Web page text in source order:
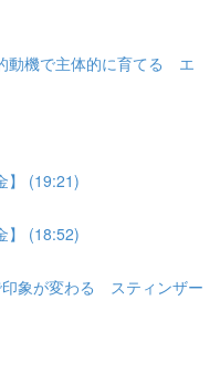
動機で主体的に育てる エ
】 (19:21)
】 (18:52)
象が変わる スティンザー